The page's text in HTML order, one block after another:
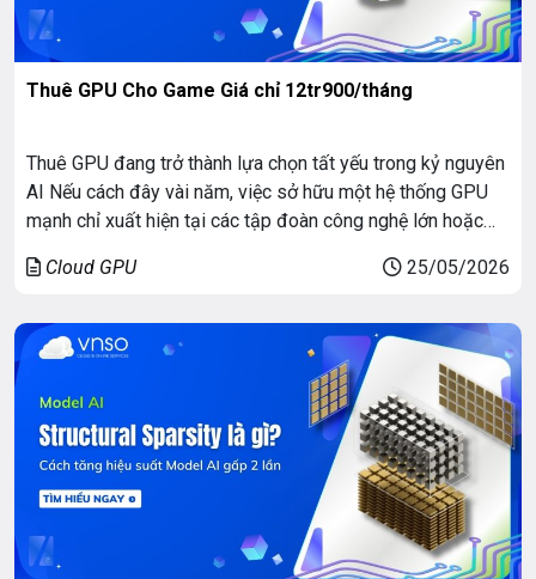
Thuê GPU Cho Game Giá chỉ 12tr900/tháng
Thuê GPU đang trở thành lựa chọn tất yếu trong kỷ nguyên
AI Nếu cách đây vài năm, việc sở hữu một hệ thống GPU
mạnh chỉ xuất hiện tại các tập đoàn công nghệ lớn hoặc
GPU này đã lan rộng tới […]
Cloud GPU 25/05/2026